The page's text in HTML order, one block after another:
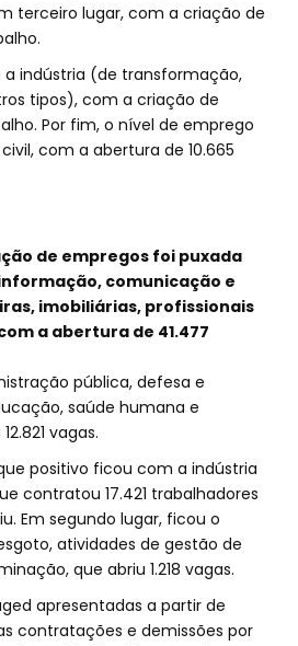
terceiro lugar, com a criação de
a indústria (de transformação,
tipos), com a criação de
Por fim, o nível de emprego
com a abertura de 10.665
de empregos foi puxada
comunicação e
imobiliárias, profissionais
a abertura de 41.477
pública, defesa e
saúde humana e
vagas.
positivo ficou com a indústria
contratou 17.421 trabalhadores
Em segundo lugar, ficou o
atividades de gestão de
que abriu 1.218 vagas.
apresentadas a partir de
contratações e demissões por